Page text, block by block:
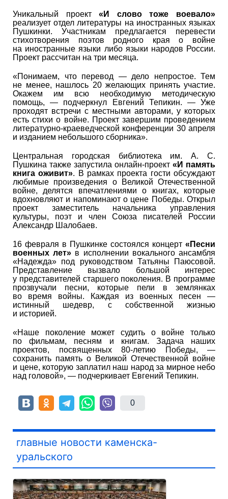
Уникальный проект«И слово тоже воевало»
реализует отдел литературы на иностранных языках
Пушкинки. Участникам предлагается перевести
стихотворения поэтов родного края о войне
на иностранные языки либо языки народов России.
Проект рассчитан на три месяца.
«Понимаем, что перевод — дело непростое. Тем
не менее, нашлось 20 желающих принять участие.
Окажем им всю необходимую методическую
помощь, — подчеркнул Евгений Тепикин. — Уже
проходят встречи с местными авторами, у которых
есть стихи о войне. Проект завершим проведением
литературно-краеведческой конференции 30 апреля
и изданием небольшого сборника».
Центральная городская библиотека им. А. С.
Пушкина также запустила онлайн-проект «И память
книга оживит». В рамках проекта гости обсуждают
любимые произведения о Великой Отечественной
войне, делятся впечатлениями о книгах, которые
вдохновляют и напоминают о цене Победы. Открыл
проект заместитель начальника управления
культуры, поэт и член Союза писателей России
Александр Шалобаев.
16 февраля в Пушкинке состоялся концерт «Песни
военных лет» в исполнении вокального ансамбля
«Надежда» под руководством Татьяны Паюсовой.
Представление вызвало большой интерес
у представителей старшего поколения. В программе
прозвучали песни, которые пели в землянках
во время войны. Каждая из военных песен —
истинный шедевр, с собственной жизнью
и историей.
«Наше поколение может судить о войне только
по фильмам, песням и книгам. Задача наших
проектов, посвященных 80-летию Победы, —
сохранить память о Великой Отечественной войне
и цене, которую заплатил наш народ за мирное небо
над головой», — подчеркивает Евгений Тепикин.
0
главные новости каменска-
уральского